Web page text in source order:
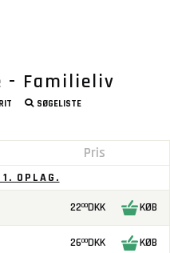
- Familieliv
SØGELISTE
Pris
OPLAG.
2200DKK KØB
2600DKK KØB